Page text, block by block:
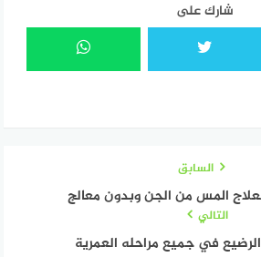
شارك على
السابق
المس من الجن وبدون معالج
التالي
في جميع مراحله العمرية